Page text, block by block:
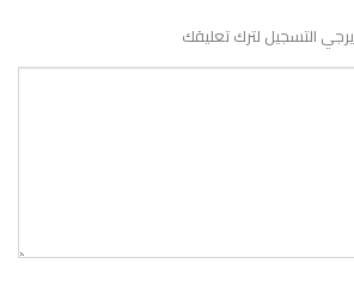
يرجي التسجيل لترك تعليقك